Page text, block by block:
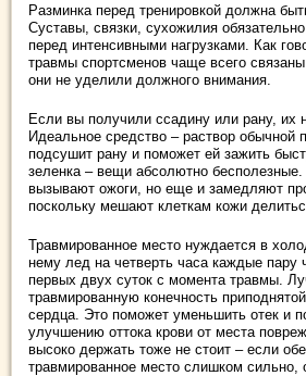
Разминка перед тренировкой должна
Суставы, связки, сухожилия
перед интенсивными нагрузками. Как
травмы спортсменов чаще всего
они не уделили должного внимания.
Если вы получили ссадину или рану, их
Идеальное средство – раствор обычной
подсушит рану и поможет ей зажить
зеленка – вещи абсолютно
вызывают ожоги, но еще и замедляют
поскольку мешают клеткам кожи
Травмированное место нуждается в
нему лед на четверть часа каждые пару
первых двух суток с момента травмы.
травмированную конечность
сердца. Это поможет уменьшить отек и
улучшению оттока крови от места
высоко держать тоже не стоит – если
травмированное место слишком сильно,